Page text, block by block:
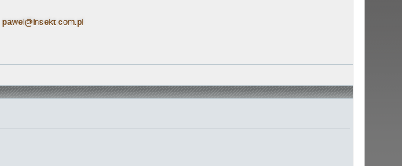
pawel@insekt.com.pl